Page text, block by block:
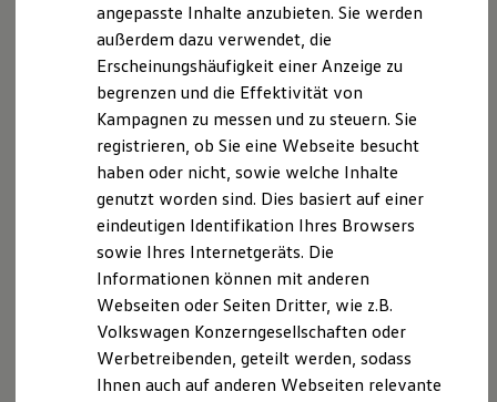
Batterieverordnung
XTL-Dieselkraftstoff
Ersatzteile und Betriebsflüssigkeiten
Original Zubehör und Lifestyle Produkte
myVolkswagen
myVolkswagen Business
Elektrisch & Autonom
Elektro - & Hybridfahrzeuge
Unser Ansatz
Klimafreundlicher Strom
Reichweite & Ladelösungen
Reichweitensimulator
Ladezeitensimulator
Ladelösungen für Privatkunden
Ladelösungen für Gewerbekunden
Bidirektionales Laden
Förderung & Kosten der Elektrofahrzeuge
Fördermöglichkeiten für Privatkunden
Wir freuen uns, dass Sie unsere Webseite der Amann
GmbH & Co. KG, Ostbahnstraße 130, 91217
Hersbruck,online@amann-hersbruck.debesuchen. Im
Folgenden informieren wir Sie über die Verarbeitung
Ihrer personenbezogenen Daten durch uns im
Zusammenhang mit Ihrem Besuch unserer Webseite.
B. Verarbeitung Ihrer personenbezogenen Daten
Unsere Webseite bietet Ihnen verschiedene
Angebote, die wir Ihnen in Bezug auf dabei durch uns
verarbeitete personenbezogene Daten im Folgenden
näher erläutern möchten. Bei der Datenverarbeitung
im Zusammenhang mit unserer Webseite unterstützt
uns die Volkswagen AG als Auftragsverarbeiterin.
angepasste Inhalte anzubieten. Sie werden
außerdem dazu verwendet, die
Erscheinungshäufigkeit einer Anzeige zu
begrenzen und die Effektivität von
Kampagnen zu messen und zu steuern. Sie
registrieren, ob Sie eine Webseite besucht
haben oder nicht, sowie welche Inhalte
genutzt worden sind. Dies basiert auf einer
eindeutigen Identifikation Ihres Browsers
sowie Ihres Internetgeräts. Die
Informationen können mit anderen
Webseiten oder Seiten Dritter, wie z.B.
Volkswagen Konzerngesellschaften oder
Werbetreibenden, geteilt werden, sodass
Ihnen auch auf anderen Webseiten relevante